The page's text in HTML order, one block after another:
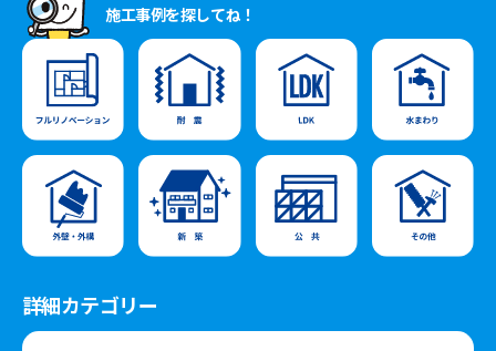
施工事例を探してね！
詳細カテゴリー